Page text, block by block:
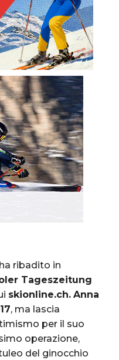
ribadito in
Tageszeitung
skionline.ch. Anna
, ma lascia
per il suo
operazione,
del ginocchio